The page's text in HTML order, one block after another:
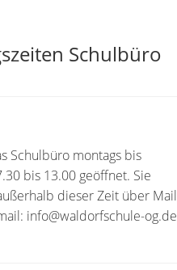
Schulbüro
Schulbüro montags bis
bis 13.00 geöffnet. Sie
dieser Zeit über Mail
info@waldorfschule-og.de